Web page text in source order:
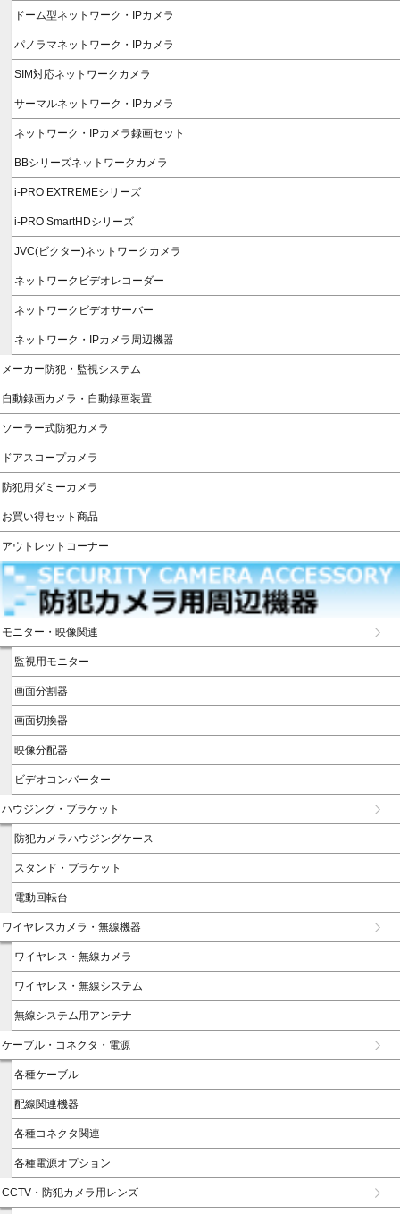
ドーム型ネットワーク・IPカメラ
パノラマネットワーク・IPカメラ
SIM対応ネットワークカメラ
サーマルネットワーク・IPカメラ
ネットワーク・IPカメラ録画セット
BBシリーズネットワークカメラ
i-PRO EXTREMEシリーズ
i-PRO SmartHDシリーズ
JVC(ビクター)ネットワークカメラ
ネットワークビデオレコーダー
ネットワークビデオサーバー
ネットワーク・IPカメラ周辺機器
メーカー防犯・監視システム
自動録画カメラ・自動録画装置
ソーラー式防犯カメラ
ドアスコープカメラ
防犯用ダミーカメラ
お買い得セット商品
アウトレットコーナー
モニター・映像関連
監視用モニター
画面分割器
画面切換器
映像分配器
ビデオコンバーター
ハウジング・ブラケット
防犯カメラハウジングケース
スタンド・ブラケット
電動回転台
ワイヤレスカメラ・無線機器
ワイヤレス・無線カメラ
ワイヤレス・無線システム
無線システム用アンテナ
ケーブル・コネクタ・電源
各種ケーブル
配線関連機器
各種コネクタ関連
各種電源オプション
CCTV・防犯カメラ用レンズ